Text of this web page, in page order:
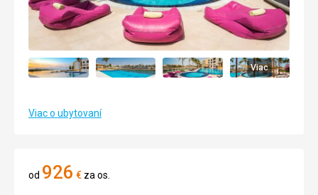
Viac
Viac o ubytovaní
od 926 € za os.